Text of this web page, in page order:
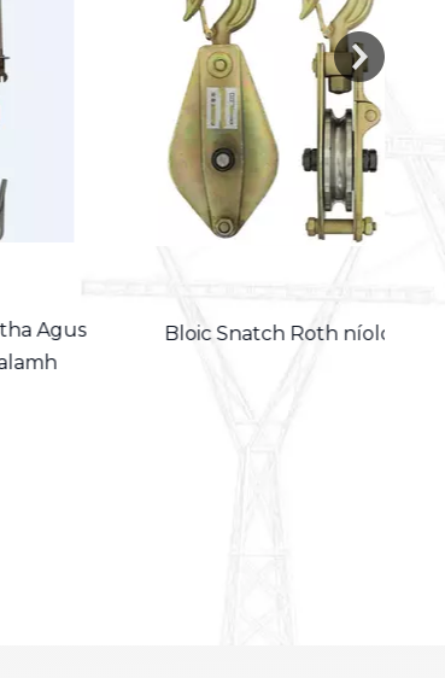
Bloic Snatch Roth níolón